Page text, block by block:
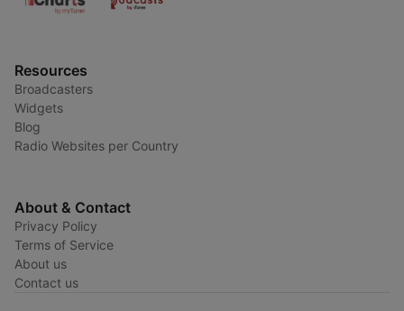
Resources
Broadcasters
Widgets
Blog
Radio Websites per Country
About & Contact
Privacy Policy
Terms of Service
About us
Contact us